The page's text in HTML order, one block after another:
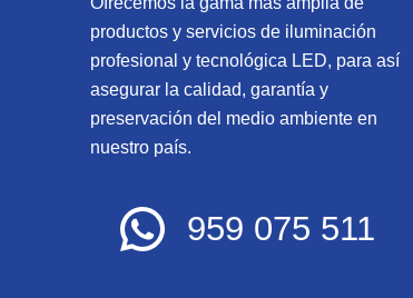
productos y servicios de iluminación
profesional y tecnológica LED, para así
asegurar la calidad, garantía y
preservación del medio ambiente en
nuestro país.
959 075 511